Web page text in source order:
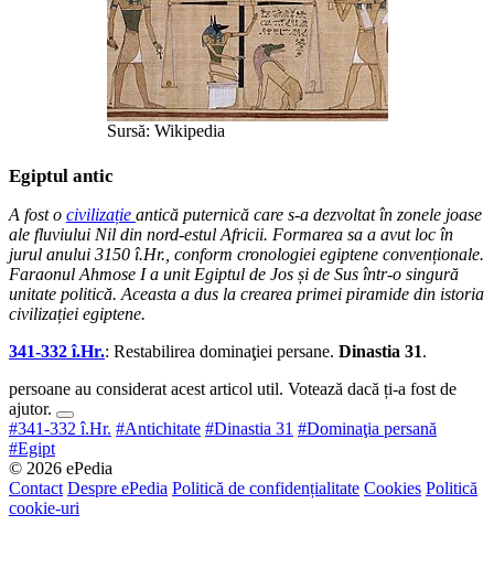
Sursă: Wikipedia
Egiptul antic
A fost o civilizație antică puternică care s-a dezvoltat în zonele joase
ale fluviului Nil din nord-estul Africii. Formarea sa a avut loc în
jurul anului 3150 î.Hr., conform cronologiei egiptene convenționale.
Faraonul Ahmose I a unit Egiptul de Jos și de Sus într-o singură
unitate politică. Aceasta a dus la crearea primei piramide din istoria
civilizației egiptene.
341-332 î.Hr.: Restabilirea dominaţiei persane. Dinastia 31.
persoane au considerat acest articol util. Votează dacă ți-a fost de
ajutor.
#341-332 î.Hr. #Antichitate #Dinastia 31 #Dominaţia persană
#Egipt
© 2026 ePedia
Contact Despre ePedia Politică de confidențialitate Cookies Politică
cookie-uri